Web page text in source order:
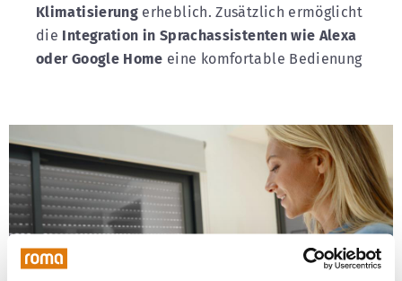
Klimatisierung erheblich. Zusätzlich ermöglicht
die Integration in Sprachassistenten wie Alexa
oder Google Home eine komfortable Bedienung